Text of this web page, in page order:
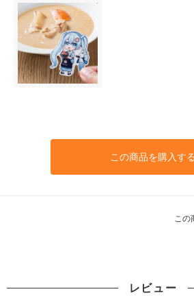
この商品を購入する
こ
レビュー